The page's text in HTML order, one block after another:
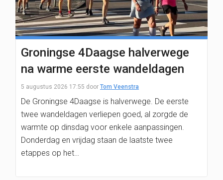
Groningse 4Daagse halverwege
na warme eerste wandeldagen
5 augustus 2026 17:55 door Tom Veenstra
De Groningse 4Daagse is halverwege. De eerste
twee wandeldagen verliepen goed, al zorgde de
warmte op dinsdag voor enkele aanpassingen.
Donderdag en vrijdag staan de laatste twee
etappes op het…